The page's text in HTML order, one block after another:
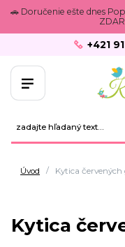
🚗 Doručenie ešte dnes
+421
Úvod Kytica červených
Kytica